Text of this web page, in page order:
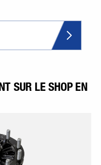
SUR LE SHOP EN